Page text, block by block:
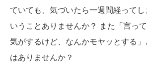
ていても、気づいたら一週間経って
いうことありませんか？ また「言っ
気がするけど、なんかモヤッとする
はありませんか？